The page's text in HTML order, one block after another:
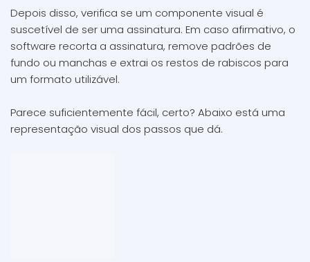
Depois disso, verifica se um componente visual é
suscetível de ser uma assinatura. Em caso afirmativo, o
software recorta a assinatura, remove padrões de
fundo ou manchas e extrai os restos de rabiscos para
um formato utilizável.
Parece suficientemente fácil, certo? Abaixo está uma
representação visual dos passos que dá.